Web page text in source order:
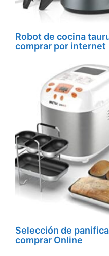
Robot de cocina
comprar por internet
Selección de
comprar Online